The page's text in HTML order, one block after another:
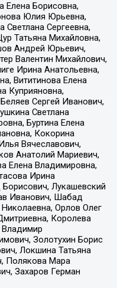
Елена Борисовна,
Юлия Юрьевна,
Светлана Сергеевна,
Татьяна Михайловна,
Андрей Юрьевич,
Валентин Михайлович,
Ирина Анатольевна,
Вититинова Елена
Куприяновна,
Сергей Иванович,
Светлана
Буртина Елена
Кокорина
Вячеславович,
Анатолий Мариевич,
Елена Владимировна,
Ирина
Лукашевский
Иванович, Шабад
Орлов Олег
Королева
Владимир
Золотухин Борис
Локшина Татьяна
Полякова Мара
Захаров Герман